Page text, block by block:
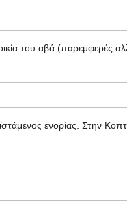
του αβά (παρεμφερές
ενορίας. Στην